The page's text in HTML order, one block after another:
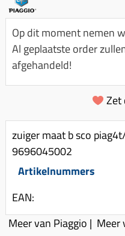
Spanningsregelaar
Toerenbegrenzer
Remlichtschakelaar
Led verlichting
Luchtfilter (delen)
Luchtfilter deksel
Motor blokken
Motorblok (delen)
Pakking (sets)
Vlotterbak pakking
Sproeiers
Spruitstuk (delen)
Km teller kabel
Kickstart deksel
Kickstartpedaal
Kickstart ronsel
Spiegels
Stuurschakelaar
Stuur (delen)
Remblokken
Rem (delen)
Olie-
Oppakbeugel
Scooter alarm
Scooter Kleding
Crossbril
Stickers
Stuurslot
Regenkleding
Op dit moment nemen
Al geplaatste order
afgehandeld!
Zet
zuiger maat b sco
9696045002
Artikelnummers
EAN:
Meer van Piaggio | Meer